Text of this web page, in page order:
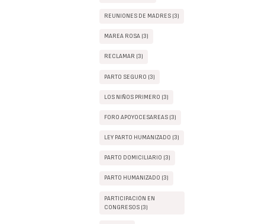
REUNIONES DE MADRES (3)
MAREA ROSA (3)
RECLAMAR (3)
PARTO SEGURO (3)
LOS NIÑOS PRIMERO (3)
FORO APOYOCESAREAS (3)
LEY PARTO HUMANIZADO (3)
PARTO DOMICILIARIO (3)
PARTO HUMANIZADO (3)
PARTICIPACIÓN EN
CONGRESOS (3)